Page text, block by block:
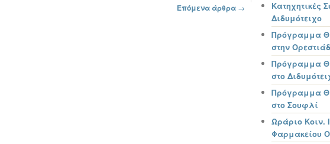
Επόμενα άρθρα →
Κατηχητικές
Διδυμότειχο
Πρόγραμμα
στην
Πρόγραμμα
στο
Πρόγραμμα
στο Σουφλί
Ωράριο Κοιν.
Φαρμακείου